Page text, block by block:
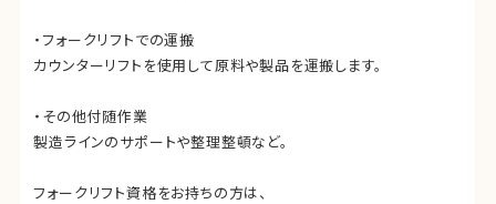
・フォークリフトでの運搬
カウンターリフトを使用して原料や製品を運搬します。
・その他付随作業
製造ラインのサポートや整理整頓など。
フォークリフト資格をお持ちの方は、